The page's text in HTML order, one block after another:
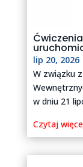
lip 20, 2026
W związku
w dniu 21
Czytaj